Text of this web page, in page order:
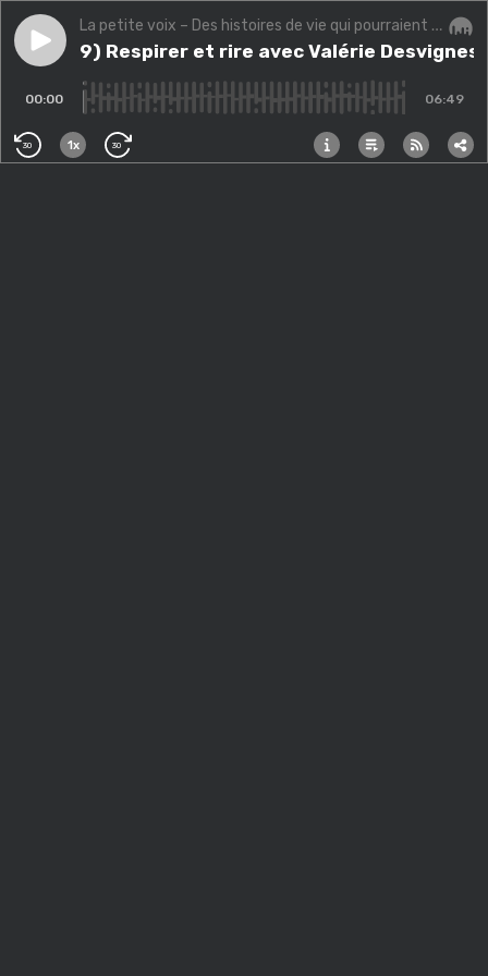
Play episode(COVID-19) Respirer et rire avec Valérie Desvignes,
La petite voix – Des histoires de vie qui pourraient changer la vôtre.
19) Respirer et rire avec Valérie
00:00 06:49
30 1x 30